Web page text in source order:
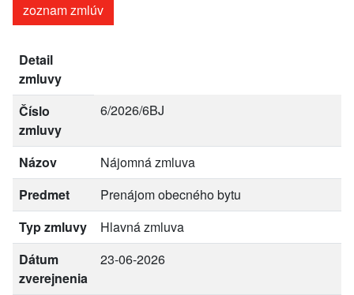
zoznam zmlúv
Detail
zmluvy
Číslo
zmluvy
6/2026/6BJ
Názov
Nájomná zmluva
Predmet
Prenájom obecného bytu
Typ zmluvy
Hlavná zmluva
Dátum
zverejnenia
23-06-2026